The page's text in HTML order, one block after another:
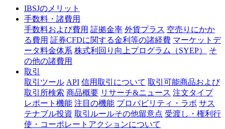
IBSJのメリット
手数料・諸費用
手数料および費用 証拠金率 外貨プラス 空売りにかか
る費用 証券CFDに関する金利等の諸経費 マーケットデ
ータ料金体系 株式利回り向上プログラム（SYEP）
そ
の他の諸費用
取引
取引ツール API 信用取引について 取引可能商品および
取引所検索 商品概要 リサーチ&ニュース 注文タイプ
レポート機能 注目の機能 プロバビリティ・ラボ サス
テナブル投資 取引ルールその他留意点 受渡し・権利行
使・コーポレートアクションについて